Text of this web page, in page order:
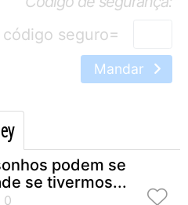
=
Mandar
podem se
se tivermos...